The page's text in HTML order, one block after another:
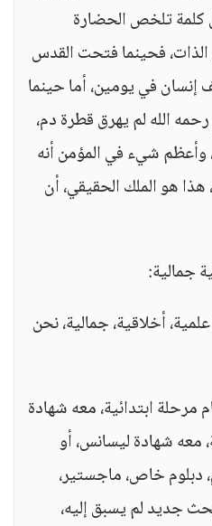
كلمة تلخص الحضارة
الذات، فحينما فتحت القدس
الفرنجة ذُبح 70 ألف إنسان في يومين، أما حينما
الله لم يهرق قطرة دم،
شيء في المؤمن أنه
هو الملك الحقيقي، أن
جمالية:
أخلاقية، جمالية، نحن
مرحلة ابتدائية، معه شهادة
معه شهادة ليسانس، أو
دبلوم خاص، ماجستير،
جديد لم يسبق إليه،